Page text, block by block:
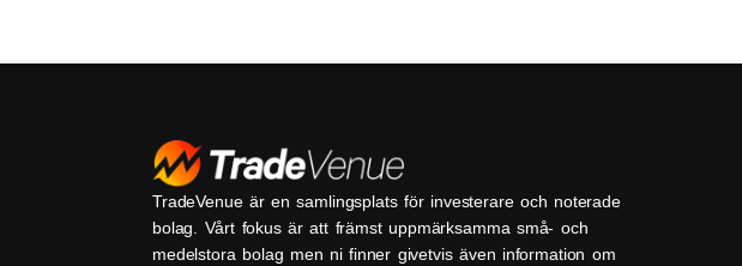
TradeVenue är en samlingsplats för investerare och noterade
bolag. Vårt fokus är att främst uppmärksamma små- och
medelstora bolag men ni finner givetvis även information om